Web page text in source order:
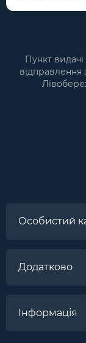
Пункт
Особистий
Додатково
Інформація